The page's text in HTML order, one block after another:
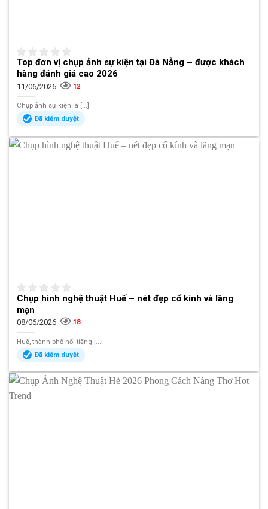
Top đơn vị chụp ảnh sự kiện tại Đà Nẵng – được khách
hàng đánh giá cao 2026
11/06/2026 12
Chụp ảnh sự kiện là [...]
Đã kiểm duyệt
Chụp hình nghệ thuật Huế – nét đẹp cổ kính và lãng
mạn
08/06/2026 18
Huế, thành phố nổi tiếng [...]
Đã kiểm duyệt